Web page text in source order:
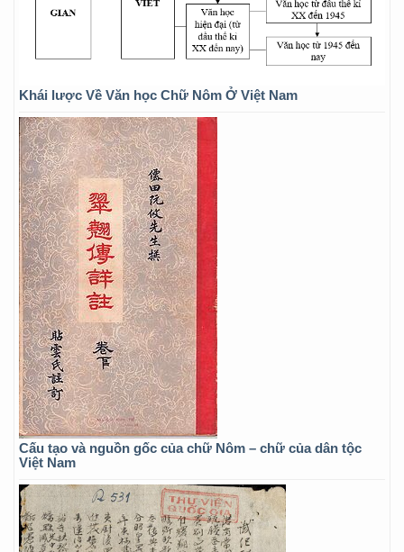
Khái lược Về Văn học Chữ Nôm Ở Việt Nam
Cấu tạo và nguồn gốc của chữ Nôm – chữ của dân tộc
Việt Nam